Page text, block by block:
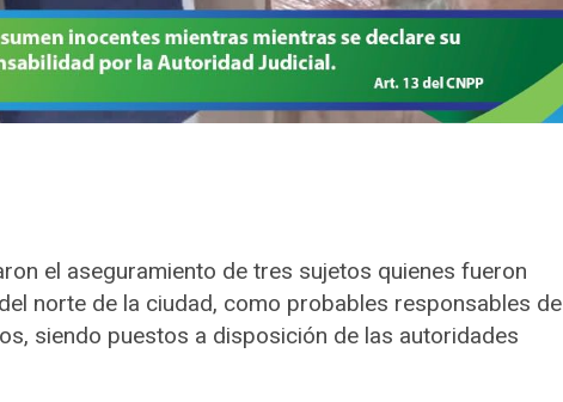
el aseguramiento de tres sujetos quienes fueron
norte de la ciudad, como probables responsables de
siendo puestos a disposición de las autoridades